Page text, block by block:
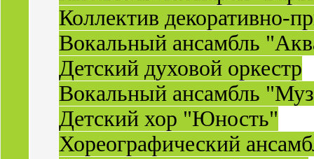
Коллектив декоративно-
Вокальный ансамбль
Детский духовой оркестр
Вокальный ансамбль
Детский хор "Юность"
Хореографический